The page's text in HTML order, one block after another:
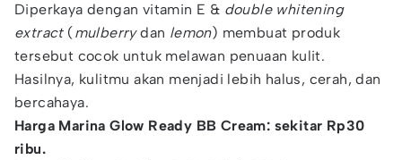
Diperkaya dengan vitamin E & double whitening
extract(mulberrydan lemon) membuat produk
tersebut cocok untuk melawan penuaan kulit.
Hasilnya, kulitmu akan menjadi lebih halus, cerah, dan
bercahaya.
Harga Marina Glow Ready BB Cream: sekitar Rp30
ribu.